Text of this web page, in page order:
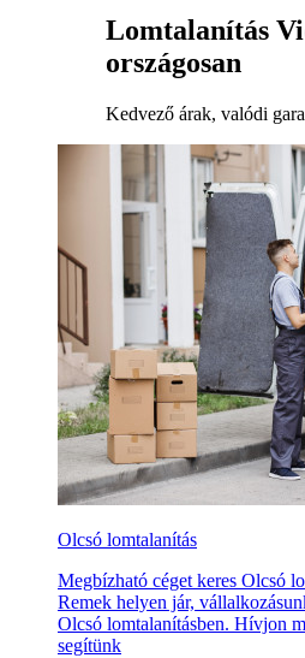
Lomtalanítás
országosan
Kedvező árak, valódi
Olcsó lomtalanítás
Megbízható céget keres Olcsó
Remek helyen jár,
Olcsó lomtalanításben. Hívjon
segítünk